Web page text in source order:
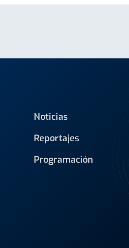
Noticias
Reportajes
Programación